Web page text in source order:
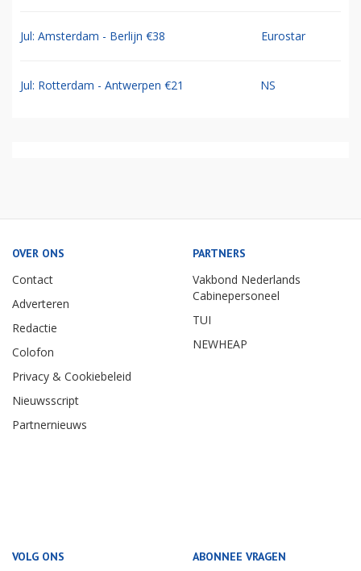
Jul: Amsterdam - Berlijn €38 Eurostar
Jul: Rotterdam - Antwerpen €21 NS
OVER ONS
Contact
Adverteren
Redactie
Colofon
Privacy & Cookiebeleid
Nieuwsscript
Partnernieuws
PARTNERS
Vakbond Nederlands
Cabinepersoneel
TUI
NEWHEAP
VOLG ONS ABONNEE VRAGEN